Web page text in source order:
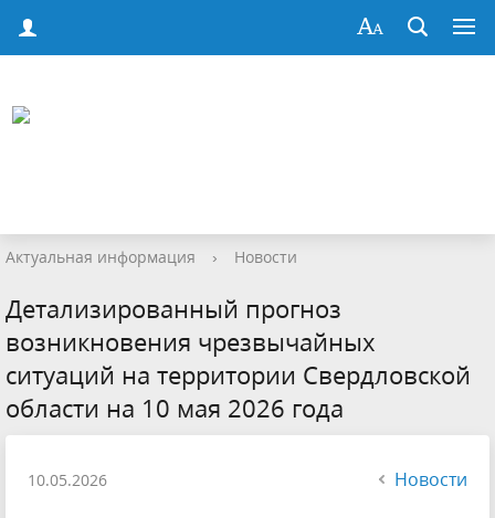
Актуальная информация › Новости
Детализированный прогноз
возникновения чрезвычайных
ситуаций на территории Свердловской
области на 10 мая 2026 года
10.05.2026 Новости